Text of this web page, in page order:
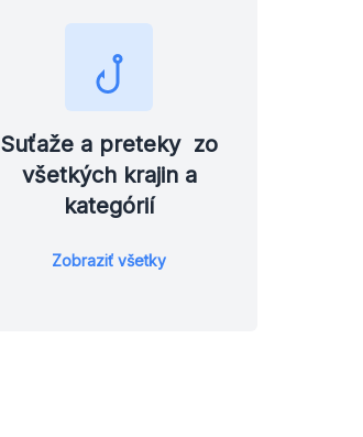
Suťaže a preteky zo
všetkých krajin a
kategórií
Zobraziť všetky